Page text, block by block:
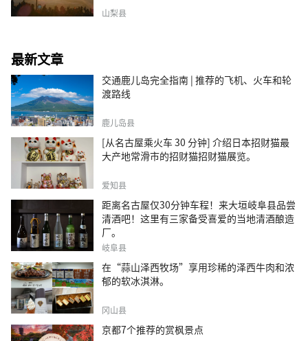
山梨县
最新文章
交通鹿儿岛完全指南 | 推荐的飞机、火车和轮
渡路线
鹿儿岛县
[从名古屋乘火车 30 分钟] 介绍日本招财猫最
大产地常滑市的招财猫招财猫展览。
爱知县
距离名古屋仅30分钟车程！来大垣岐阜县品尝
清酒吧！这里有三家备受喜爱的当地清酒酿造
厂。
岐阜县
在“蒜山泽西牧场”享用珍稀的泽西牛肉和浓
郁的软冰淇淋。
冈山县
京都7个推荐的赏枫景点